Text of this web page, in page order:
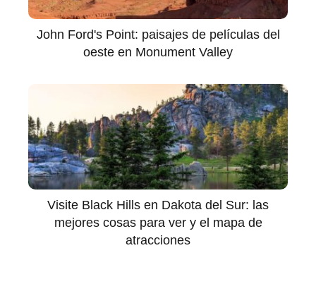
John Ford's Point: paisajes de películas del
oeste en Monument Valley
Visite Black Hills en Dakota del Sur: las
mejores cosas para ver y el mapa de
atracciones